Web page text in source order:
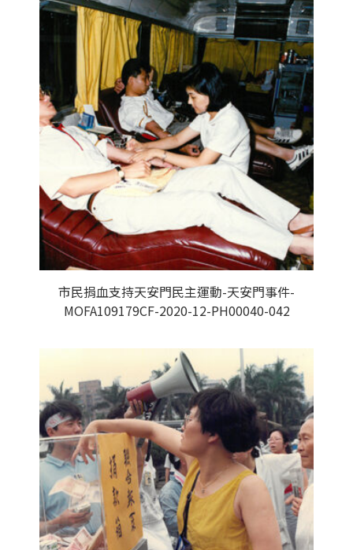
市民捐血支持天安門民主運動-天安門事件-
MOFA109179CF-2020-12-PH00040-042